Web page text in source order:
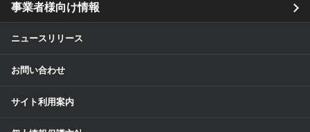
事業者様向け情報
ニュースリリース
お問い合わせ
サイト利用案内